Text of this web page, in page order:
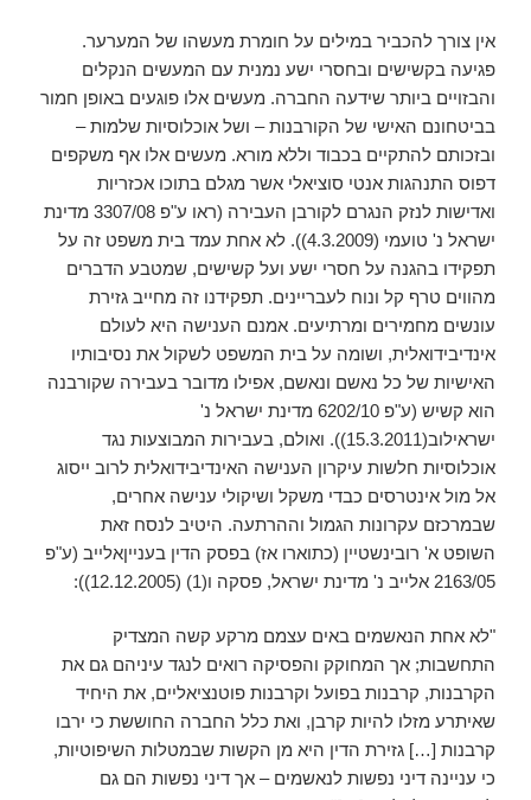
אין צורך להכביר במילים על חומרת מעשהו של המערער.
פגיעה בקשישים ובחסרי ישע נמנית עם המעשים הנקלים
והבזויים ביותר שידעה החברה. מעשים אלו פוגעים באופן חמור
בביטחונם האישי של הקורבנות – ושל אוכלוסיות שלמות –
ובזכותם להתקיים בכבוד וללא מורא. מעשים אלו אף משקפים
דפוס התנהגות אנטי סוציאלי אשר מגלם בתוכו אכזריות
ואדישות לנזק הנגרם לקורבן העבירה (ראו ע"פ 3307/08 מדינת
ישראל נ' טועמי (4.3.2009)). לא אחת עמד בית משפט זה על
תפקידו בהגנה על חסרי ישע ועל קשישים, שמטבע הדברים
מהווים טרף קל ונוח לעבריינים. תפקידנו זה מחייב גזירת
עונשים מחמירים ומרתיעים. אמנם הענישה היא לעולם
אינדיבידואלית, ושומה על בית המשפט לשקול את נסיבותיו
האישיות של כל נאשם ונאשם, אפילו מדובר בעבירה שקורבנה
הוא קשיש (ע"פ 6202/10 מדינת ישראל נ'
ישראילוב(15.3.2011)). ואולם, בעבירות המבוצעות נגד
אוכלוסיות חלשות עיקרון הענישה האינדיבידואלית לרוב ייסוג
אל מול אינטרסים כבדי משקל ושיקולי ענישה אחרים,
שבמרכזם עקרונות הגמול וההרתעה. היטיב לנסח זאת
השופט א' רובינשטיין (כתוארו אז) בפסק הדין בענייןאלייב (ע"פ
2163/05 אלייב נ' מדינת ישראל, פסקה ו(1) (12.12.2005)):
"לא אחת הנאשמים באים עצמם מרקע קשה המצדיק
התחשבות; אך המחוקק והפסיקה רואים לנגד עיניהם גם את
הקרבנות, קרבנות בפועל וקרבנות פוטנציאליים, את היחיד
שאיתרע מזלו להיות קרבן, ואת כלל החברה החוששת כי ירבו
קרבנות […] גזירת הדין היא מן הקשות שבמטלות השיפוטיות,
כי עניינה דיני נפשות לנאשמים – אך דיני נפשות הם גם